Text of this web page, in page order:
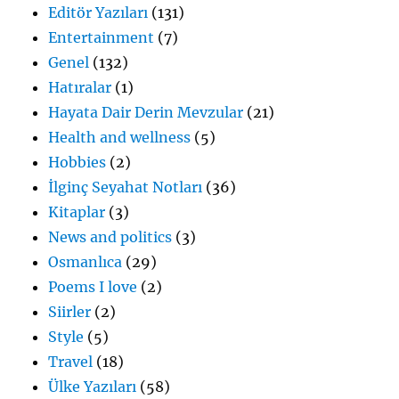
Editör Yazıları (131)
Entertainment (7)
Genel (132)
Hatıralar (1)
Hayata Dair Derin Mevzular (21)
Health and wellness (5)
Hobbies (2)
İlginç Seyahat Notları (36)
Kitaplar (3)
News and politics (3)
Osmanlıca (29)
Poems I love (2)
Siirler (2)
Style (5)
Travel (18)
Ülke Yazıları (58)